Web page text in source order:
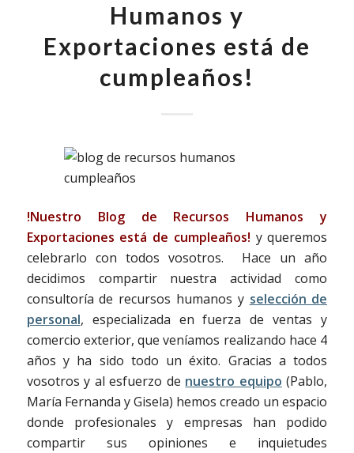
Humanos y
Exportaciones está de
cumpleaños!
!Nuestro Blog de Recursos Humanos y
Exportaciones está de cumpleaños! y queremos
celebrarlo con todos vosotros. Hace un año
decidimos compartir nuestra actividad como
consultoría de recursos humanos y selección de
personal, especializada en fuerza de ventas y
comercio exterior, que veníamos realizando hace 4
años y ha sido todo un éxito. Gracias a todos
vosotros y al esfuerzo de nuestro equipo (Pablo,
María Fernanda y Gisela) hemos creado un espacio
donde profesionales y empresas han podido
compartir sus opiniones e inquietudes